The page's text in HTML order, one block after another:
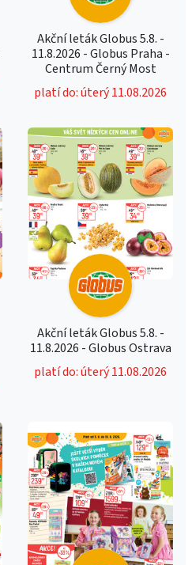
Akční leták Globus 5.8. -
11.8.2026 - Globus Praha -
Centrum Černý Most
platí do: úterý 11.08.2026
Akční leták Globus 5.8. -
11.8.2026 - Globus Ostrava
platí do: úterý 11.08.2026